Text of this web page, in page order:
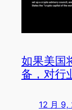
如果美国
备，对行
12 月 9,